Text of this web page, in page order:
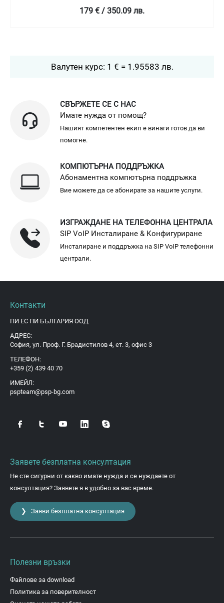
Валутен курс: 1 € = 1.95583 лв.
СВЪРЖЕТЕ СЕ С НАС
Имате нужда от помощ?
Нашият компетентен екип е винаги готов да ви
помогне.
КОМПЮТЪРНА ПОДДРЪЖКА
Абонаментна компютърна поддръжка
Вие можете да се абонирате за нашите услуги.
ИЗГРАЖДАНЕ НА ТЕЛЕФОННА ЦЕНТРАЛА
SIP VoIP Инсталиране & Конфигуриране
Инсталиране и поддръжка на SIP VoIP телефонни
централи.
Контакти
ПИ ЕС ПИ БЪЛГАРИЯ ООД
АДРЕС:
София, ул. Проф. Г. Брадистилов 4, ет. 3, офис 3
ТЕЛЕФОН:
+359 (2) 439 40 70
ИМЕЙЛ:
pspteam@psp-bg.com
Заявете безплатна консултация
Не сте сигурни от какво имате нужда и се нуждаете от
консултация? Заявете я в удобно за вас време.
❯ Заяви безплатна консултация
Полезни връзки
Файлове за download
Политика за поверителност